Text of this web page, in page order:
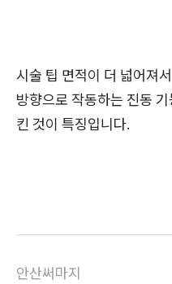
시술 팁 면적이 더 넓어져
방향으로 작동하는 진동
킨 것이 특징입니다.
안산써마지